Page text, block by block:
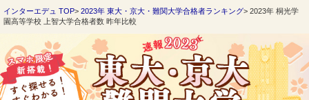
ド
ッ
ト
コ
ム
インターエデュ TOP 2023年 東大・京大・難関大学合格者ランキング
2023年 桐光学
園高等学校 上智大学合格者数 昨年比較